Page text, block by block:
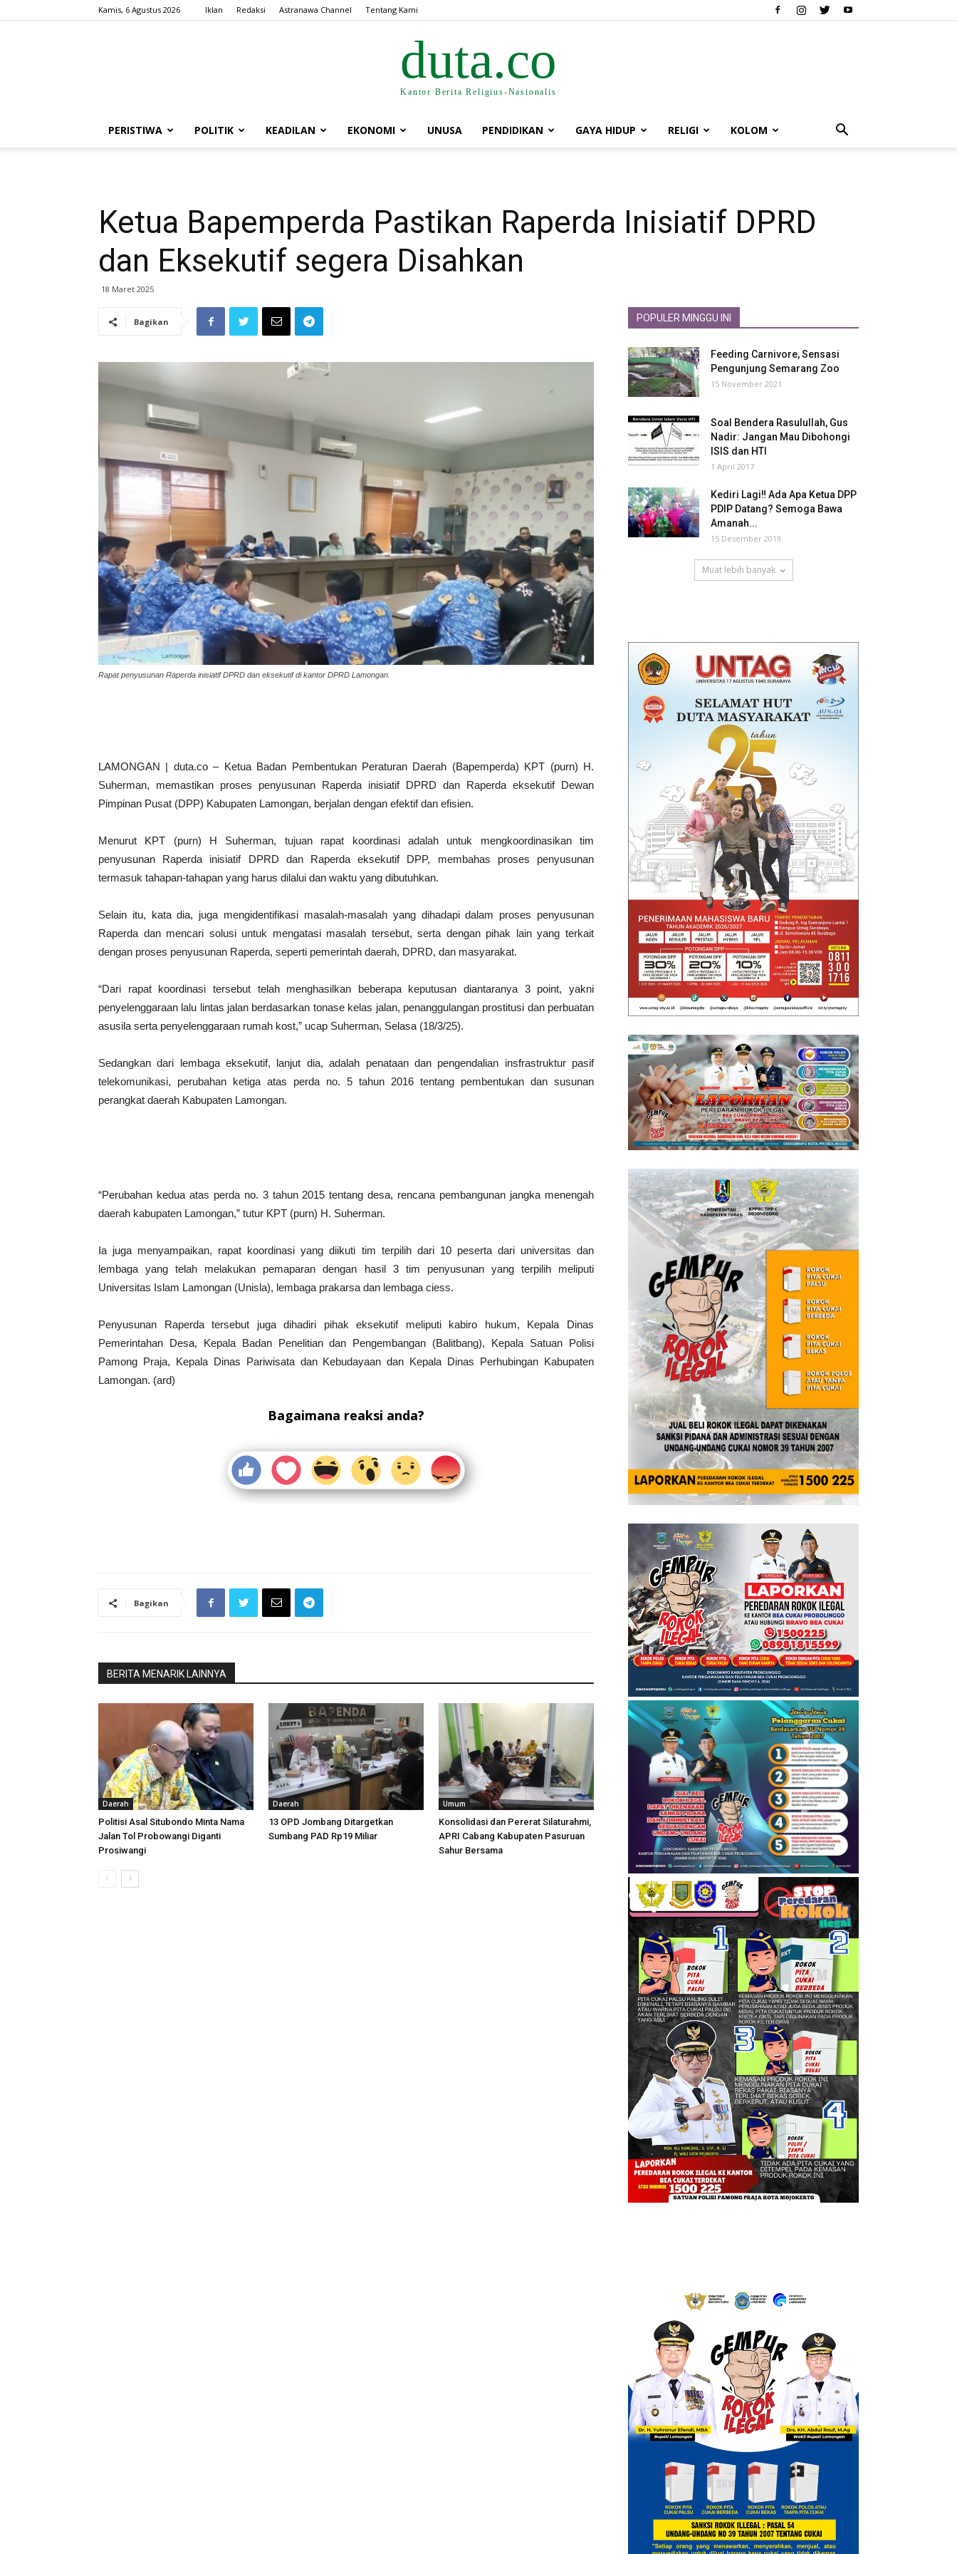
Kamis, 6 Agustus 2026 Iklan Redaksi Astranawa Channel Tentang Kami
duta.co
Kantor Berita Religius-Nasionalis
PERISTIWA POLITIK KEADILAN EKONOMI UNUSA PENDIDIKAN GAYA HIDUP RELIGI KOLOM
Ketua Bapemperda Pastikan Raperda Inisiatif DPRD
dan Eksekutif segera Disahkan
18 Maret 2025
Bagikan
Rapat penyusunan Raperda inisiatif DPRD dan eksekutif di kantor DPRD Lamongan.
LAMONGAN | duta.co – Ketua Badan Pembentukan Peraturan Daerah (Bapemperda) KPT (purn) H.
Suherman, memastikan proses penyusunan Raperda inisiatif DPRD dan Raperda eksekutif Dewan
Pimpinan Pusat (DPP) Kabupaten Lamongan, berjalan dengan efektif dan efisien.
Menurut KPT (purn) H Suherman, tujuan rapat koordinasi adalah untuk mengkoordinasikan tim
penyusunan Raperda inisiatif DPRD dan Raperda eksekutif DPP, membahas proses penyusunan
termasuk tahapan-tahapan yang harus dilalui dan waktu yang dibutuhkan.
Selain itu, kata dia, juga mengidentifikasi masalah-masalah yang dihadapi dalam proses penyusunan
Raperda dan mencari solusi untuk mengatasi masalah tersebut, serta dengan pihak lain yang terkait
dengan proses penyusunan Raperda, seperti pemerintah daerah, DPRD, dan masyarakat.
“Dari rapat koordinasi tersebut telah menghasilkan beberapa keputusan diantaranya 3 point, yakni
penyelenggaraan lalu lintas jalan berdasarkan tonase kelas jalan, penanggulangan prostitusi dan perbuatan
asusila serta penyelenggaraan rumah kost,” ucap Suherman, Selasa (18/3/25).
Sedangkan dari lembaga eksekutif, lanjut dia, adalah penataan dan pengendalian insfrastruktur pasif
telekomunikasi, perubahan ketiga atas perda no. 5 tahun 2016 tentang pembentukan dan susunan
perangkat daerah Kabupaten Lamongan.
“Perubahan kedua atas perda no. 3 tahun 2015 tentang desa, rencana pembangunan jangka menengah
daerah kabupaten Lamongan,” tutur KPT (purn) H. Suherman.
Ia juga menyampaikan, rapat koordinasi yang diikuti tim terpilih dari 10 peserta dari universitas dan
lembaga yang telah melakukan pemaparan dengan hasil 3 tim penyusunan yang terpilih meliputi
Universitas Islam Lamongan (Unisla), lembaga prakarsa dan lembaga ciess.
Penyusunan Raperda tersebut juga dihadiri pihak eksekutif meliputi kabiro hukum, Kepala Dinas
Pemerintahan Desa, Kepala Badan Penelitian dan Pengembangan (Balitbang), Kepala Satuan Polisi
Pamong Praja, Kepala Dinas Pariwisata dan Kebudayaan dan Kepala Dinas Perhubingan Kabupaten
Lamongan. (ard)
Bagaimana reaksi anda?
Bagikan
BERITA MENARIK LAINNYA
Daerah
Politisi Asal Situbondo Minta Nama
Jalan Tol Probowangi Diganti
Prosiwangi
Daerah
13 OPD Jombang Ditargetkan
Sumbang PAD Rp19 Miliar
Umum
Konsolidasi dan Pererat Silaturahmi,
APRI Cabang Kabupaten Pasuruan
Sahur Bersama
POPULER MINGGU INI
Feeding Carnivore, Sensasi
Pengunjung Semarang Zoo
15 November 2021
Soal Bendera Rasulullah, Gus
Nadir: Jangan Mau Dibohongi
ISIS dan HTI
1 April 2017
Kediri Lagi‼ Ada Apa Ketua DPP
PDIP Datang? Semoga Bawa
Amanah...
15 Desember 2019
Muat lebih banyak